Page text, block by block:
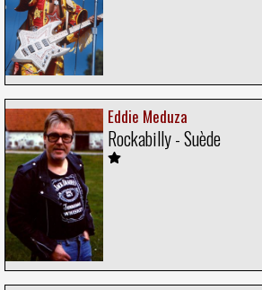
Eddie Meduza
Rockabilly - Suède